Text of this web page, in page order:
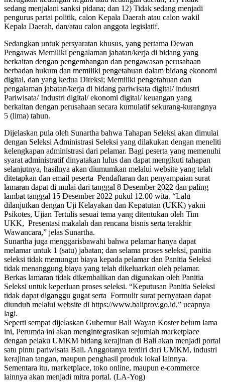
sedang menjalani sanksi pidana; dan 12) Tidak sedang menjadi
pengurus partai politik, calon Kepala Daerah atau calon wakil
Kepala Daerah, dan/atau calon anggota legislatif.
Sedangkan untuk persyaratan khusus, yang pertama Dewan
Pengawas Memiliki pengalaman jabatan/kerja di bidang yang
berkaitan dengan pengembangan dan pengawasan perusahaan
berbadan hukum dan memiliki pengetahuan dalam bidang ekonomi
digital, dan yang kedua Direksi; Memiliki pengetahuan dan
pengalaman jabatan/kerja di bidang pariwisata digital/ industri
Pariwisata/ Industri digital/ ekonomi digital/ keuangan yang
berkaitan dengan perusahaan secara kumulatif sekurang-kurangnya
5 (lima) tahun.
Dijelaskan pula oleh Sunartha bahwa Tahapan Seleksi akan dimulai
dengan Seleksi Administrasi Seleksi yang dilakukan dengan meneliti
kelengkapan administrasi dari pelamar. Bagi peserta yang memenuhi
syarat administratif dinyatakan lulus dan dapat mengikuti tahapan
selanjutnya, hasilnya akan diumumkan melalui website yang telah
ditetapkan dan email peserta Pendaftaran dan penyampaian surat
lamaran dapat di mulai dari tanggal 8 Desember 2022 dan paling
lambat tanggal 15 Desember 2022 pukul 12.00 wita. “Lalu
dilanjutkan dengan Uji Kelayakan dan Kepatutan (UKK) yakni
Psikotes, Ujian Tertulis sesuai tema yang ditentukan oleh Tim
UKK, Presentasi makalah dan rencana bisnis serta terakhir
Wawancara,” jelas Sunartha.
Sunartha juga menggarisbawahi bahwa pelamar hanya dapat
melamar untuk 1 (satu) jabatan; dan selama proses seleksi, panitia
seleksi tidak memungut biaya kepada pelamar dan Panitia Seleksi
tidak menanggung biaya yang telah dikeluarkan oleh pelamar.
Berkas lamaran tidak dikembalikan dan digunakan oleh Panitia
Seleksi untuk keperluan proses seleksi. “Keputusan Panitia Seleksi
tidak dapat diganggu gugat serta Formulir surat pernyataan dapat
diunduh melalui website di https://www.baliprov.go.id,” ucapnya
lagi.
Seperti sempat dijelaskan Gubernur Bali Wayan Koster belum lama
ini, Perumda ini akan mengintegrasikan sejumlah marketplace
dengan pelaku UMKM bidang kerajinan di Bali akan menjadi portal
satu pintu pariwisata Bali. Anggotanya terdiri dari UMKM, industri
kerajinan tangan, maupun penghasil produk lokal lainnya.
Sementara itu, marketplace, toko online, maupun e-commerce
lainnya akan menjadi mitra portal. (LA-Yog)